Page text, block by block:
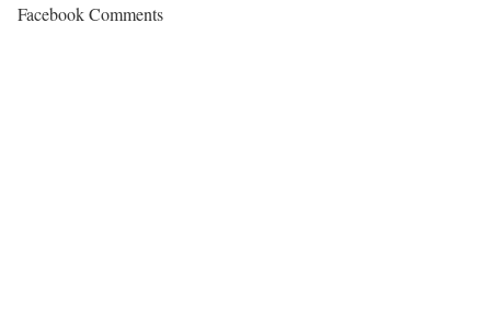
Facebook Comments